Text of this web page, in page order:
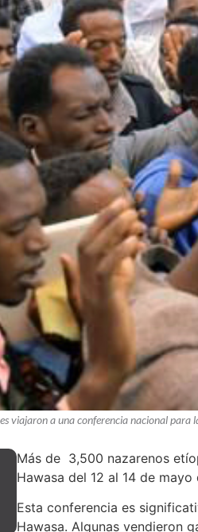
viajaron a una conferencia nacional para
Más de 3,500 nazarenos
Hawasa del 12 al 14 de mayo
Esta conferencia es
Hawasa. Algunas vendieron